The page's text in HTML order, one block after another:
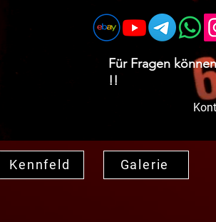
Für Fragen
!!
Kennfeld Galerie